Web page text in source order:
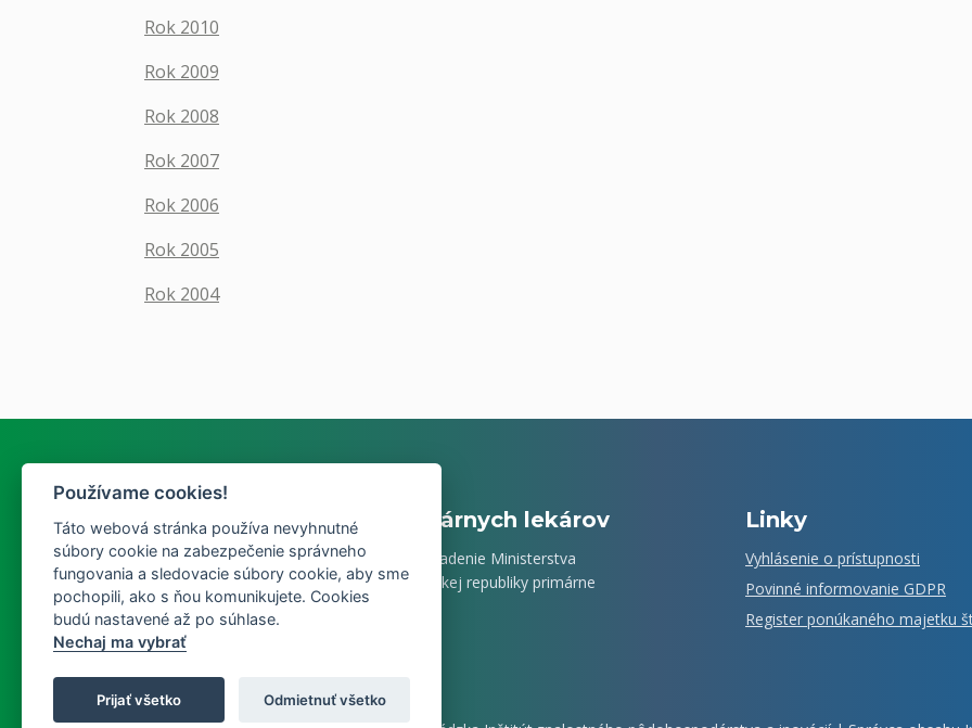
Rok 2010
Rok 2009
Rok 2008
Rok 2007
Rok 2006
Rok 2005
Rok 2004
Inštitút vzdelávania veterinárnych lekárov
IVVL Košice je vzdelávacie a kongresové zariadenie Ministerstva
pôdohospodárstva a rozvoja vidieka Slovenskej republiky primárne
zamerané na rozvoj ľudských zdrojov.
Linky
Vyhlásenie o prístupnosti
Povinné informovanie GDPR
Register ponúkaného majetku
Používame cookies!
Táto webová stránka používa nevyhnutné
súbory cookie na zabezpečenie správneho
fungovania a sledovacie súbory cookie, aby sme
pochopili, ako s ňou komunikujete. Cookies
budú nastavené až po súhlase.
Nechaj ma vybrať
Prijať všetko Odmietnuť všetko